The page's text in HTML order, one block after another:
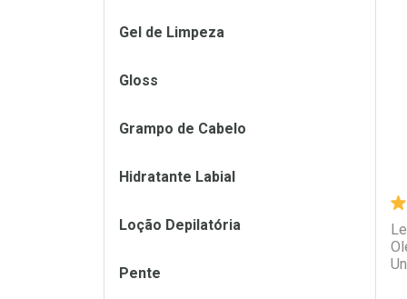
Gel de Limpeza
Gloss
Grampo de Cabelo
Hidratante Labial
Loção Depilatória
Pente